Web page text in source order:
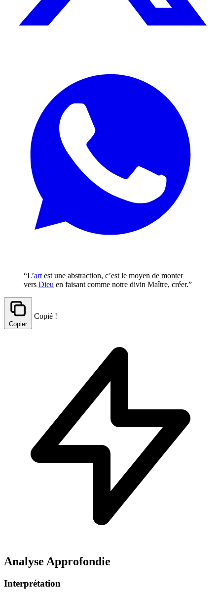
“L’art est une abstraction, c’est le moyen de monter
vers Dieu en faisant comme notre divin Maître, créer.”
Copier
Copié !
Analyse Approfondie
Interprétation